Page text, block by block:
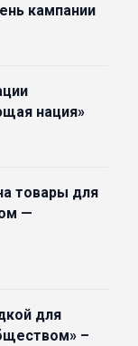
кампании
нация»
товары для
—
для
–